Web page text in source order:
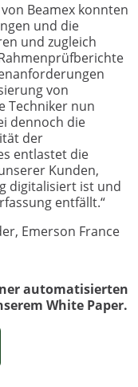
Beamex konnten
und die
und zugleich
von
Techniker nun
dennoch die
der
entlastet die
Kunden,
digitalisiert ist und
entfällt.“
Emerson France
automatisierten
White Paper.